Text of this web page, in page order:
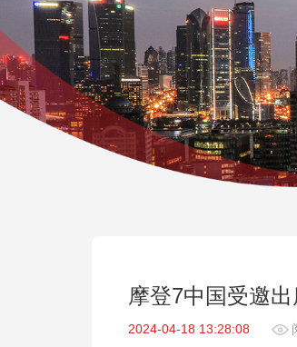
摩登7中国受邀
2024-04-18 13:28:08